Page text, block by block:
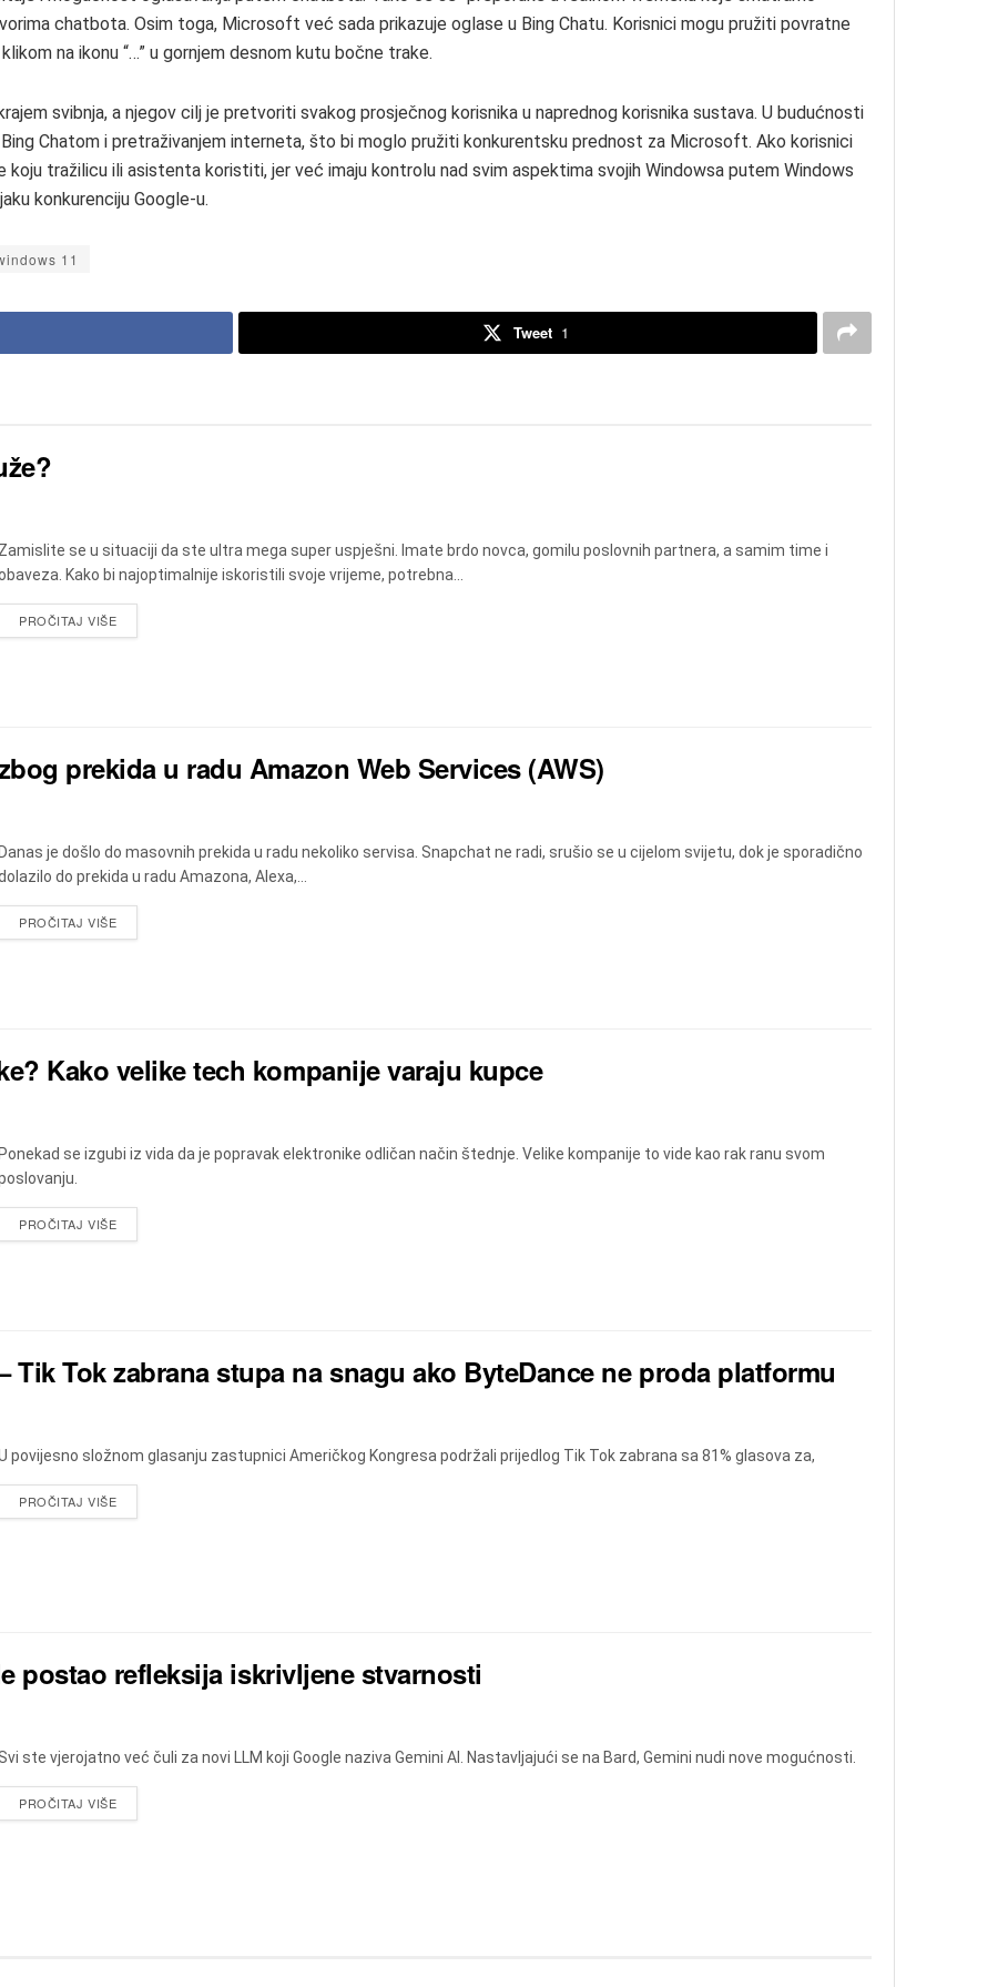
chatbota. Osim toga, Microsoft već sada prikazuje oglase u Bing Chatu. Korisnici mogu pružiti povratne
na ikonu “…” u gornjem desnom kutu bočne trake.
svibnja, a njegov cilj je pretvoriti svakog prosječnog korisnika u naprednog korisnika sustava. U budućnosti
Chatom i pretraživanjem interneta, što bi moglo pružiti konkurentsku prednost za Microsoft. Ako korisnici
koju tražilicu ili asistenta koristiti, jer već imaju kontrolu nad svim aspektima svojih Windowsa putem Windows
konkurenciju Google-u.
11
Tweet 1
Zamislite se u situaciji da ste ultra mega super uspješni. Imate brdo novca, gomilu poslovnih partnera, a samim time i
Kako bi najoptimalnije iskoristili svoje vrijeme, potrebna...
PROČITAJ VIŠEDETAILS
prekida u radu Amazon Web Services (AWS)
Danas je došlo do masovnih prekida u radu nekoliko servisa. Snapchat ne radi, srušio se u cijelom svijetu, dok je sporadično
do prekida u radu Amazona, Alexa,...
PROČITAJ VIŠEDETAILS
Kako velike tech kompanije varaju kupce
Ponekad se izgubi iz vida da je popravak elektronike odličan način štednje. Velike kompanije to vide kao rak ranu svom
PROČITAJ VIŠEDETAILS
Tok zabrana stupa na snagu ako ByteDance ne proda platformu
povijesno složnom glasanju zastupnici Američkog Kongresa podržali prijedlog Tik Tok zabrana sa 81% glasova za,
PROČITAJ VIŠEDETAILS
postao refleksija iskrivljene stvarnosti
Svi ste vjerojatno već čuli za novi LLM koji Google naziva Gemini AI. Nastavljajući se na Bard, Gemini nudi nove mogućnosti.
PROČITAJ VIŠEDETAILS